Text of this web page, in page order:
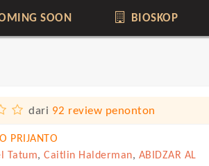
SOON BIOSKOP
dari 92 review penonton
PRIJANTO
Tatum, Caitlin Halderman, ABIDZAR AL